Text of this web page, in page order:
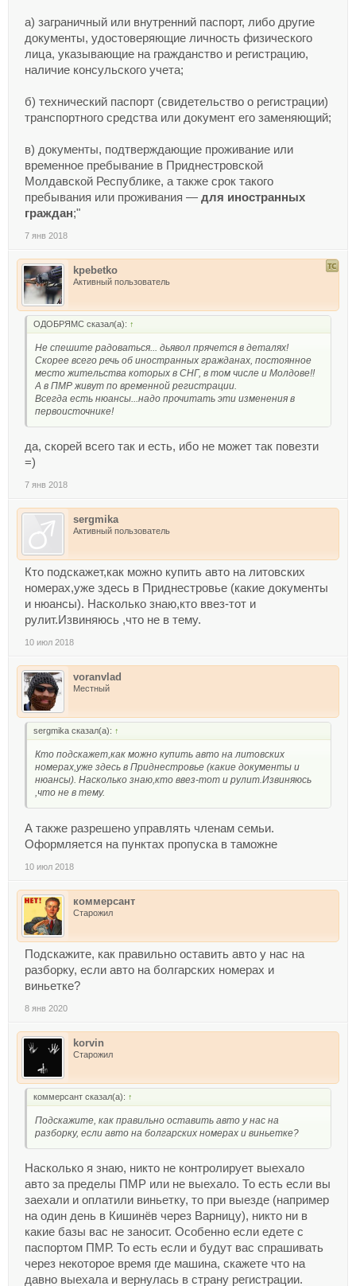
а) заграничный или внутренний паспорт, либо другие
документы, удостоверяющие личность физического
лица, указывающие на гражданство и регистрацию,
наличие консульского учета;
б) технический паспорт (свидетельство о регистрации)
транспортного средства или документ его заменяющий;
в) документы, подтверждающие проживание или
временное пребывание в Приднестровской
Молдавской Республике, а также срок такого
пребывания или проживания — для иностранных
граждан;"
7 янв 2018
kpebetko
Активный пользователь
ОДОБРЯМС сказал(а): ↑
Не спешите радоваться... дьявол прячется в деталях!
Скорее всего речь об иностранных гражданах, постоянное
место жительства которых в СНГ, в том числе и Молдове!!
А в ПМР живут по временной регистрации.
Всегда есть нюансы...надо прочитать эти изменения в
первоисточнике!
да, скорей всего так и есть, ибо не может так повезти
=)
7 янв 2018
sergmika
Активный пользователь
Кто подскажет,как можно купить авто на литовских
номерах,уже здесь в Приднестровье (какие документы
и нюансы). Насколько знаю,кто ввез-тот и
рулит.Извиняюсь ,что не в тему.
10 июл 2018
voranvlad
Местный
sergmika сказал(а): ↑
Кто подскажет,как можно купить авто на литовских
номерах,уже здесь в Приднестровье (какие документы и
нюансы). Насколько знаю,кто ввез-тот и рулит.Извиняюсь
,что не в тему.
А также разрешено управлять членам семьи.
Оформляется на пунктах пропуска в таможне
10 июл 2018
коммерсант
Старожил
Подскажите, как правильно оставить авто у нас на
разборку, если авто на болгарских номерах и
виньетке?
8 янв 2020
korvin
Старожил
коммерсант сказал(а): ↑
Подскажите, как правильно оставить авто у нас на
разборку, если авто на болгарских номерах и виньетке?
Насколько я знаю, никто не контролирует выехало
авто за пределы ПМР или не выехало. То есть если вы
заехали и оплатили виньетку, то при выезде (например
на один день в Кишинёв через Варницу), никто ни в
какие базы вас не заносит. Особенно если едете с
паспортом ПМР. То есть если и будут вас спрашивать
через некоторое время где машина, скажете что на
давно выехала и вернулась в страну регистрации.